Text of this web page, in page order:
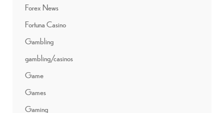
Forex News
Fortuna Casino
Gambling
gambling/casinos
Game
Games
Gaming